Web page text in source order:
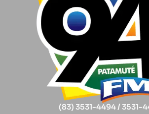
(83) 3531-4494 / 3531-